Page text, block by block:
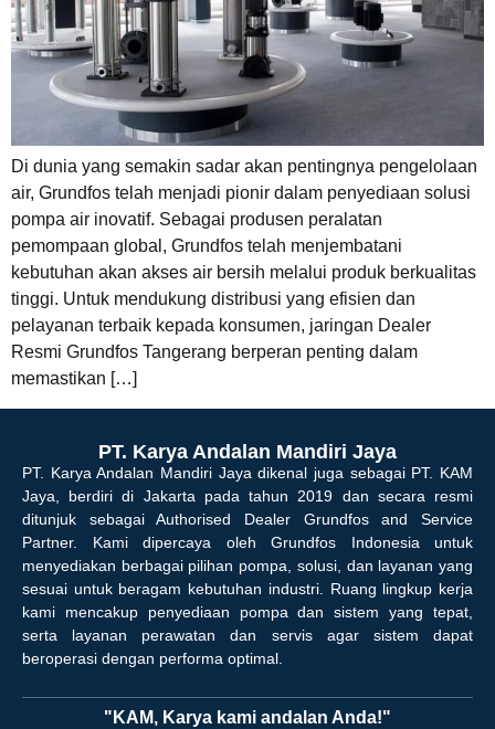
Di dunia yang semakin sadar akan pentingnya pengelolaan
air, Grundfos telah menjadi pionir dalam penyediaan solusi
pompa air inovatif. Sebagai produsen peralatan
pemompaan global, Grundfos telah menjembatani
kebutuhan akan akses air bersih melalui produk berkualitas
tinggi. Untuk mendukung distribusi yang efisien dan
pelayanan terbaik kepada konsumen, jaringan Dealer
Resmi Grundfos Tangerang berperan penting dalam
memastikan […]
PT. Karya Andalan Mandiri Jaya
PT. Karya Andalan Mandiri Jaya dikenal juga sebagai PT. KAM
Jaya, berdiri di Jakarta pada tahun 2019 dan secara resmi
ditunjuk sebagai Authorised Dealer Grundfos and Service
Partner. Kami dipercaya oleh Grundfos Indonesia untuk
menyediakan berbagai pilihan pompa, solusi, dan layanan yang
sesuai untuk beragam kebutuhan industri. Ruang lingkup kerja
kami mencakup penyediaan pompa dan sistem yang tepat,
serta layanan perawatan dan servis agar sistem dapat
beroperasi dengan performa optimal.
"KAM, Karya kami andalan Anda!"